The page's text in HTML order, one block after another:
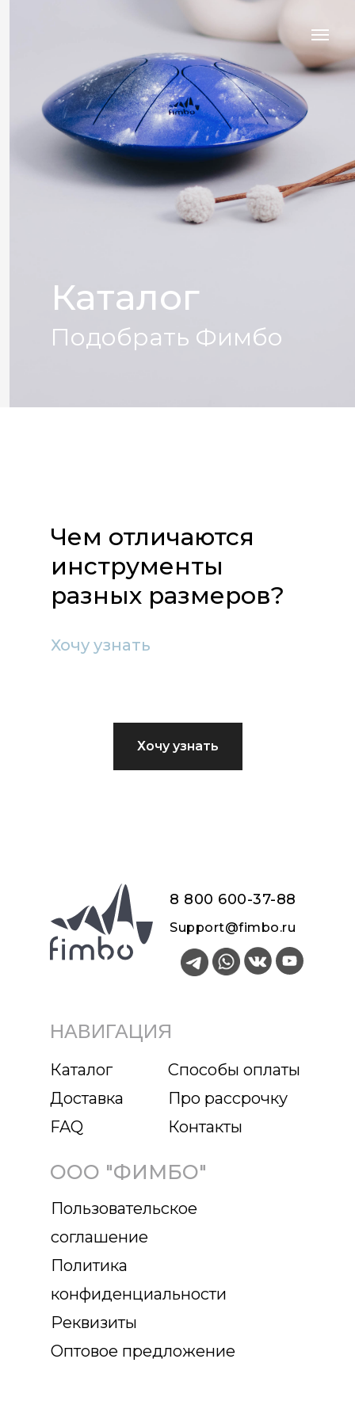
Каталог
Подобрать Фимбо
Фимбо 27 см
- 9 лепестков
- Вес 1,3 кг
- 10 лепестков
- 10 лепестков
- Вес 4 кг
Чем отличаются
инструменты
разных размеров?
Хочу узнать
Хочу узнать
ООО "ФИМБО"
Каталог
Доставка
FAQ
НАВИГАЦИЯ
Способы оплаты
Про рассрочку
Контакты
Пользовательское
соглашение
Политика
конфиденциальности
Реквизиты
Оптовое предложение
8 800 600-37-88
Support@fimbo.ru